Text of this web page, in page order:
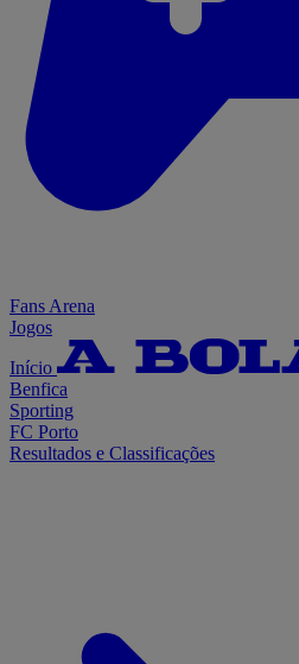
Fans Arena
Jogos
Início
Benfica
Sporting
FC Porto
Resultados e Classificações